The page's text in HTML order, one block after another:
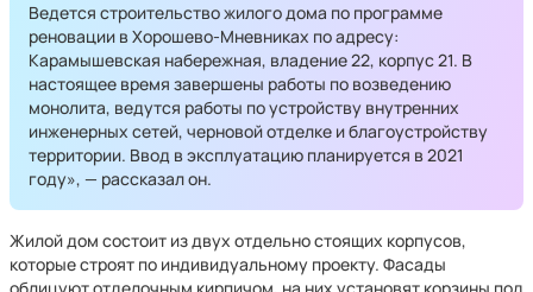
Ведется строительство жилого дома по программе
реновации в Хорошево-Мневниках по адресу:
Карамышевская набережная, владение 22, корпус 21. В
настоящее время завершены работы по возведению
монолита, ведутся работы по устройству внутренних
инженерных сетей, черновой отделке и благоустройству
территории. Ввод в эксплуатацию планируется в 2021
году», — рассказал он.
Жилой дом состоит из двух отдельно стоящих корпусов,
которые строят по индивидуальному проекту. Фасады